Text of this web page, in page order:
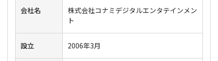
会社名
株式会社コナミデジタルエンタテインメン
ト
設立 2006年3月